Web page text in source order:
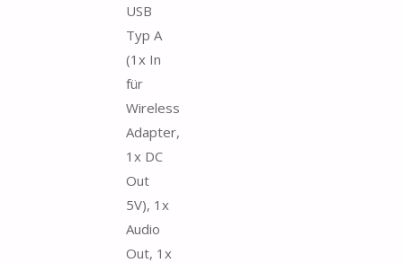
USB
Typ A
(1x In
für
Wireless
Adapter,
1x DC
Out
5V), 1x
Audio
Out, 1x